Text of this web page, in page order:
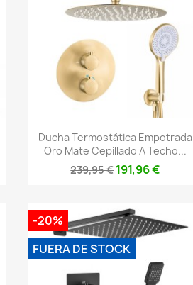
Vista rápida
Ducha Termostática Empotrada
Oro Mate Cepillado A Techo...
239,95 €191,96 €
-20%
FUERA DE STOCK